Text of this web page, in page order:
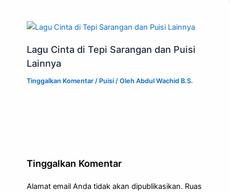
Lagu Cinta di Tepi Sarangan dan Puisi
Lainnya
Tinggalkan Komentar / Puisi / OlehAbdul Wachid B.S.
Tinggalkan Komentar
Alamat email Anda tidak akan dipublikasikan. Ruas